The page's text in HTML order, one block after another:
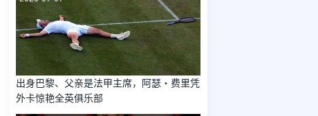
出身巴黎、父亲是法甲主席，阿瑟・费里凭
外卡惊艳全英俱乐部